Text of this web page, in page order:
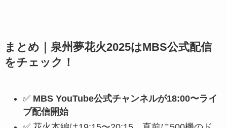
まとめ｜泉州夢花火2025はMBS公式配信
をチェック！
✅ MBS YouTube公式チャンネルが18:00〜ライ
ブ配信開始